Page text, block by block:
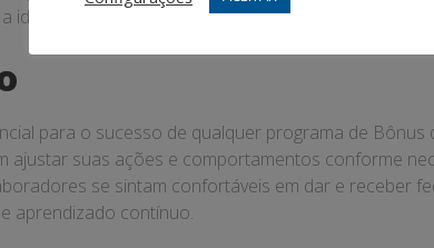
identificar e mitigar esses desafios, fornecendo
para o sucesso de qualquer programa de
ajustar suas ações e comportamentos conforme
se sintam confortáveis em dar e receber
aprendizado contínuo.